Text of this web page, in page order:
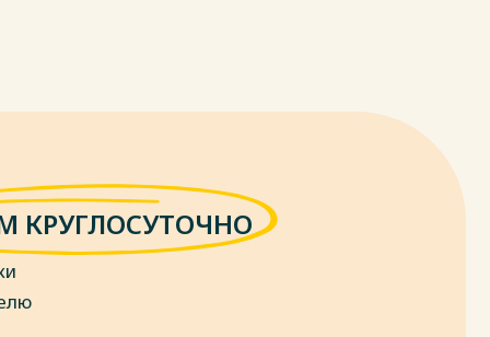
КРУГЛОСУТОЧНО